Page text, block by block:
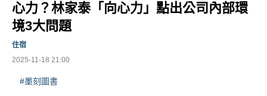
心力？林家泰「向心力」點出公司內部環
境3大問題
2025-11-18 21:00
住宿
#墨刻圖書